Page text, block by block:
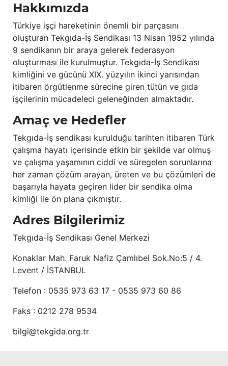
Hakkımızda
Türkiye işçi hareketinin önemli bir parçasını
oluşturan Tekgıda-İş Sendikası 13 Nisan 1952 yılında
9 sendikanın bir araya gelerek federasyon
oluşturması ile kurulmuştur. Tekgıda-İş Sendikası
kimliğini ve gücünü XIX. yüzyılın ikinci yarısından
itibaren örgütlenme sürecine giren tütün ve gıda
işçilerinin mücadeleci geleneğinden almaktadır.
Amaç ve Hedefler
Tekgıda-İş sendikası kurulduğu tarihten itibaren Türk
çalışma hayatı içerisinde etkin bir şekilde var olmuş
ve çalışma yaşamının ciddi ve süregelen sorunlarına
her zaman çözüm arayan, üreten ve bu çözümleri de
başarıyla hayata geçiren lider bir sendika olma
kimliği ile ön plana çıkmıştır.
Adres Bilgilerimiz
Tekgıda-İş Sendikası Genel Merkezi
Konaklar Mah. Faruk Nafiz Çamlıbel Sok.No:5 / 4.
Levent / İSTANBUL
Telefon : 0535 973 63 17 - 0535 973 60 86
Faks : 0212 278 9534
bilgi@tekgida.org.tr